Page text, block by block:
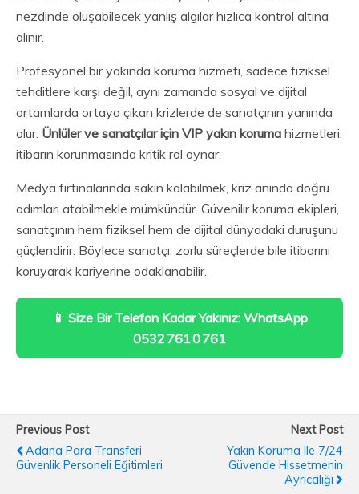
nezdinde oluşabilecek yanlış algılar hızlıca kontrol altına
alınır.
Profesyonel bir yakında koruma hizmeti, sadece fiziksel
tehditlere karşı değil, aynı zamanda sosyal ve dijital
ortamlarda ortaya çıkan krizlerde de sanatçının yanında
olur. Ünlüler ve sanatçılar için VIP yakın koruma hizmetleri,
itibarın korunmasında kritik rol oynar.
Medya fırtınalarında sakin kalabilmek, kriz anında doğru
adımları atabilmekle mümkündür. Güvenilir koruma ekipleri,
sanatçının hem fiziksel hem de dijital dünyadaki duruşunu
güçlendirir. Böylece sanatçı, zorlu süreçlerde bile itibarını
koruyarak kariyerine odaklanabilir.
📱 Size Bir Telefon Kadar Yakınız: WhatsApp
0532 761 0 761
Previous Post
Adana Para Transferi
Güvenlik Personeli Eğitimleri
Next Post
Yakın Koruma Ile 7/24
Güvende Hissetmenin
Ayrıcalığı